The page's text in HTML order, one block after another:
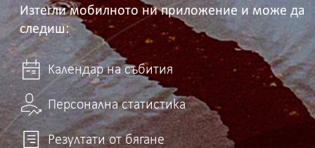
Изтегли мобилното ни приложение и може да
следиш:
Календар на събития
Персонална статистика
Резултати от бягане